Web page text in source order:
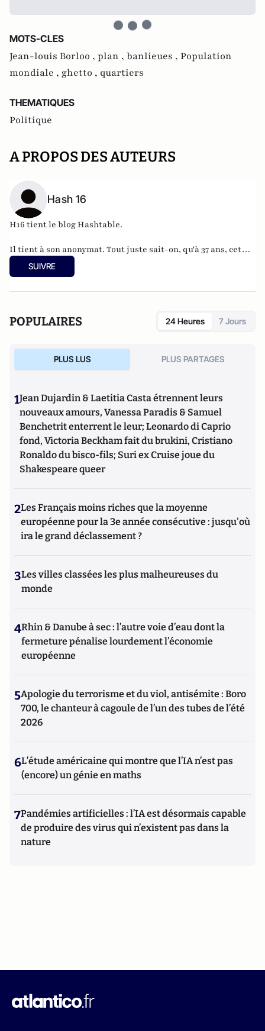
MOTS-CLES
Jean-louis Borloo , plan , banlieues , Population
mondiale , ghetto , quartiers
THEMATIQUES
Politique
A PROPOS DES AUTEURS
Hash 16
H16 tient le blogHashtable.
Il tient à son anonymat. Tout juste sait-on, qu'à 37 ans, cet
informaticien à l'humour acerbe habite en Belgique et
travaille pour"une grosse boutique qui produit, gère et
SUIVRE
POPULAIRES 24 Heures 7 Jours
PLUS LUS PLUS PARTAGES
1Jean Dujardin & Laetitia Casta étrennent leurs
nouveaux amours, Vanessa Paradis & Samuel
Benchetrit enterrent le leur; Leonardo di Caprio
fond, Victoria Beckham fait du brukini, Cristiano
Ronaldo du bisco-fils; Suri ex Cruise joue du
Shakespeare queer
2Les Français moins riches que la moyenne
européenne pour la 3e année consécutive : jusqu'où
ira le grand déclassement ?
3Les villes classées les plus malheureuses du
monde
4Rhin & Danube à sec : l’autre voie d’eau dont la
fermeture pénalise lourdement l’économie
européenne
5Apologie du terrorisme et du viol, antisémite : Boro
700, le chanteur à cagoule de l’un des tubes de l’été
2026
6L’étude américaine qui montre que l’IA n’est pas
(encore) un génie en maths
7Pandémies artificielles : l’IA est désormais capable
de produire des virus qui n’existent pas dans la
nature